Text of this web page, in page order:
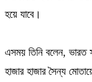
হয়ে যাবে।
এসময় তিনি বলেন, ভারত
হাজার হাজার সৈন্য